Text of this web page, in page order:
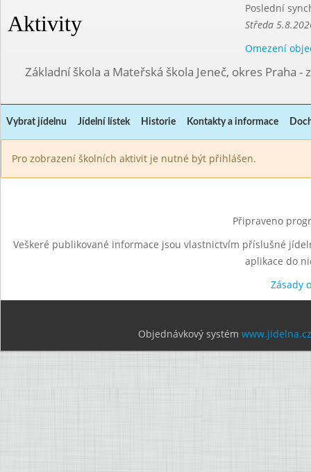
Aktivity
Poslední
Středa
Omezení
Základní škola a Mateřská škola Jeneč, okres Praha -
Vybrat jídelnu Jídelní lístek Historie Kontakty a informace
Pro zobrazení školních aktivit je nutné být přihlášen.
Připraveno
Veškeré publikované informace jsou vlastnictvím příslušné
aplikace do
Zásady
Objednávkový systém www.jidelna.cz